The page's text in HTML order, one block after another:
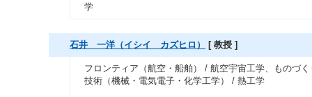
学
石井 一洋（イシイ カズヒロ） [ 教授 ]
フロンティア（航空・船舶） / 航空宇宙工学、ものづく
技術（機械・電気電子・化学工学） / 熱工学